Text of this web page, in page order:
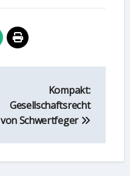
Kompakt:
Gesellschaftsrecht
von Schwertfeger